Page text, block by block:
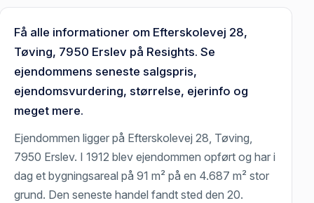
Få alle informationer om Efterskolevej 28,
Tøving, 7950 Erslev på Resights. Se
ejendommens seneste salgspris,
ejendomsvurdering, størrelse, ejerinfo og
meget mere.
Ejendommen ligger på Efterskolevej 28, Tøving,
7950 Erslev. I 1912 blev ejendommen opført og har i
dag et bygningsareal på 91 m² på en 4.687 m² stor
grund. Den seneste handel fandt sted den 20.